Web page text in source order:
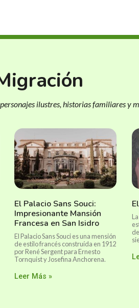
ilustres, historias familiares y
El Palacio Sans Souci:
Impresionante Mansión
Francesa en San Isidro
El Palacio Sans Souci es una mensión
de estilo francés construída en 1912
por René Sergent para Ernesto
Tornquist y Josefina Anchorena.
Leer Más »